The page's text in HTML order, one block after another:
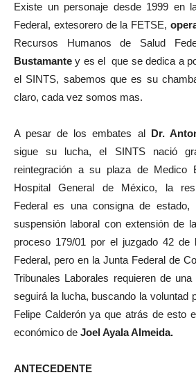
Existe un personaje desde 1999 en
Federal, extesorero de la FETSE,
Recursos Humanos de Salud
Bustamante y es el que se dedica a
el SINTS, sabemos que es su
claro, cada vez somos mas.
A pesar de los embates al Dr.
sigue su lucha, el SINTS nació
reintegración a su plaza de Medico
Hospital General de México, la
Federal es una consigna de
suspensión laboral con extensión de
proceso 179/01 por el juzgado 42 de
Federal, pero en la Junta Federal de
Tribunales Laborales requieren de
seguirá la lucha, buscando la voluntad
Felipe Calderón ya que atrás de esto
económico de Joel Ayala Almeida.
ANTECEDENTE